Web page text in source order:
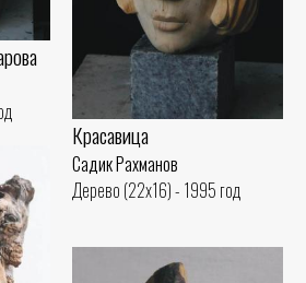
Красавица
Садик Рахманов
Дерево (22x16) - 1995 год